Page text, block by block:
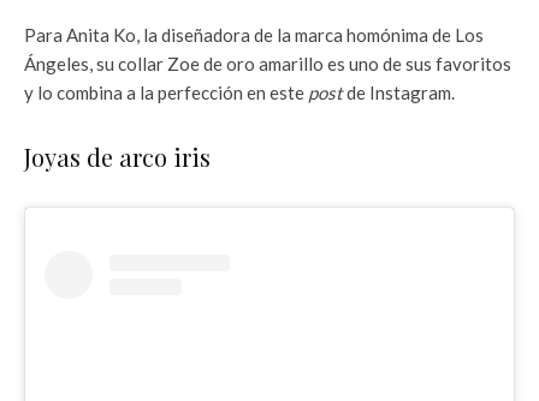
Para Anita Ko, la diseñadora de la marca homónima de Los
Ángeles, su collar Zoe de oro amarillo es uno de sus favoritos
y lo combina a la perfección en este postde Instagram.
Joyas de arco iris